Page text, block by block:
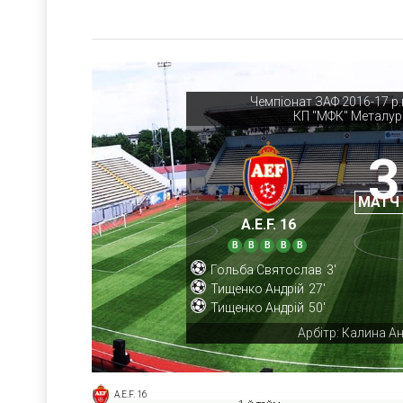
Чемпіонат ЗАФ 2016-17
КП "МФК"
A.E.F. 16
В В В В В
3
МАТЧ
Гольба Святослав 3'
Тищенко Андрій 27'
Тищенко Андрій 50'
Арбітр: Калина
A.E.F. 16